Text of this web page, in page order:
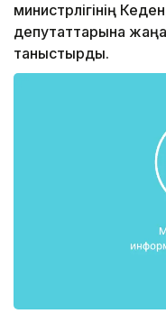
министрлігінің
депутаттарына жаңа
таныстырды.